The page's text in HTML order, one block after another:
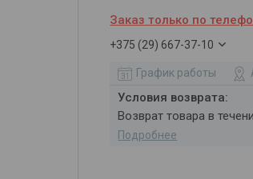
Заказ только по
+375 (29) 667-37-10
График работы
возврат товара в
Подробнее